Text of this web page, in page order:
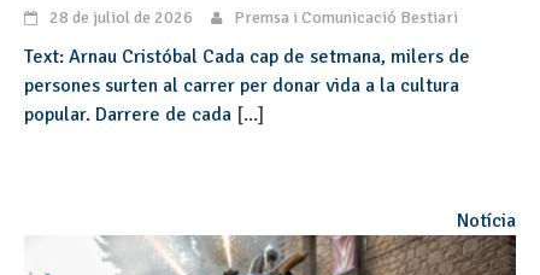
28 de juliol de 2026 Premsa i Comunicació Bestiari
Text: Arnau Cristóbal Cada cap de setmana, milers de
persones surten al carrer per donar vida a la cultura
popular. Darrere de cada [...]
Notícia